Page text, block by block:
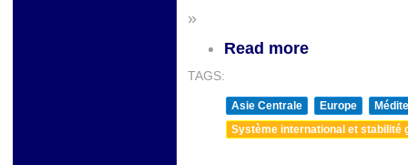
»
Read more
TAGS:
Asie Centrale Europe
Système international et stabilité